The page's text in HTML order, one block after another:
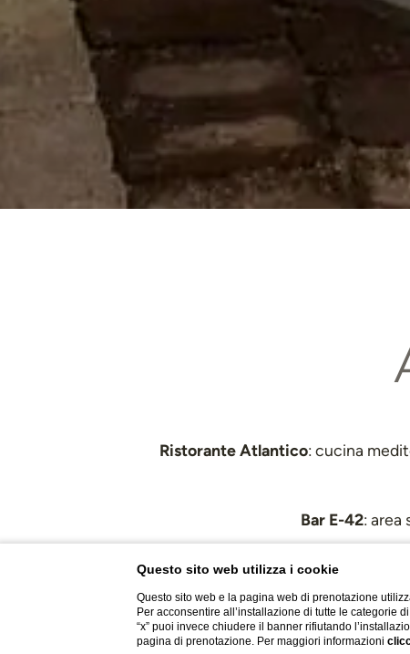
Ristorante Atlantico: cucina
Bar E-42: area
Questo sito web utilizza i cookie
Questo sito web e la pagina web di prenotazione
Per acconsentire all’installazione di tutte le categorie
“x” puoi invece chiudere il banner rifiutando
pagina di prenotazione. Per maggiori informazioni